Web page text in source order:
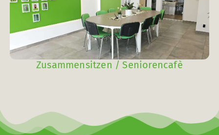
Zusammensitzen / Seniorencafè